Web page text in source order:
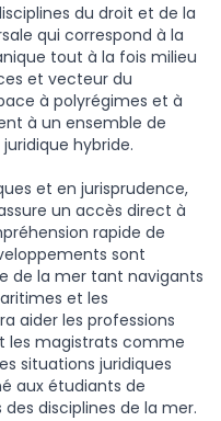
du droit et de la
qui correspond à la
tout à la fois milieu
et vecteur du
à polyrégimes et à
à un ensemble de
hybride.
et en jurisprudence,
un accès direct à
rapide de
sont
de la mer tant navigants
et les
aider les professions
les magistrats comme
situations juridiques
aux étudiants de
disciplines de la mer.